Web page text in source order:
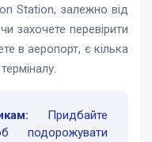
Station, залежно від
захочете перевірити
в аеропорт, є кілька
Придбайте
подорожувати